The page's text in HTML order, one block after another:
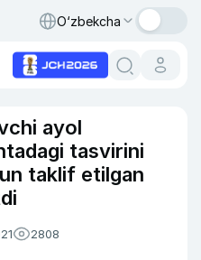
O‘zbekcha
ayol
tasvirini
taklif etilgan
2808